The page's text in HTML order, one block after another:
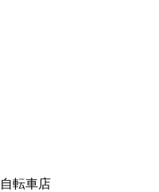
自転車店